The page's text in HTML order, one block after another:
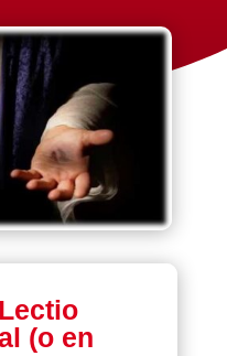
(o en